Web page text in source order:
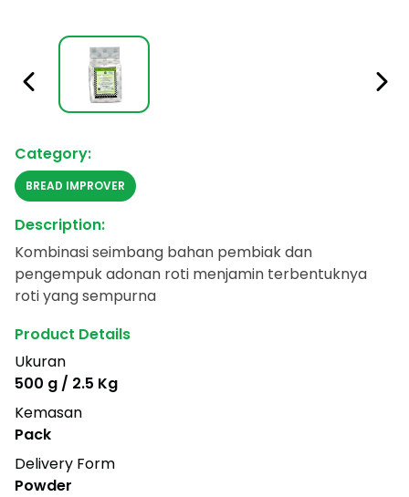
Category:
BREAD IMPROVER
Description:
Kombinasi seimbang bahan pembiak dan
pengempuk adonan roti menjamin terbentuknya
roti yang sempurna
Product Details
Ukuran
500 g / 2.5 Kg
Kemasan
Pack
Delivery Form
Powder